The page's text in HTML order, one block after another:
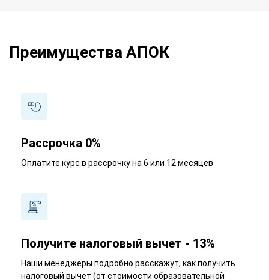
Преимущества АПОК
Рассрочка 0%
Оплатите курс в рассрочку на 6 или 12 месяцев
Получите налоговый вычет - 13%
Наши менеджеры подробно расскажут, как получить
налоговый вычет (от стоимости образовательной